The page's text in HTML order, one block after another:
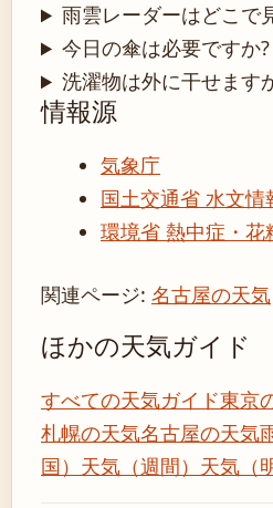
雨雲レーダーはどこで
今日の傘は必要ですか?
洗濯物は外に干せます
情報源
気象庁
国土交通省 水文情
環境省 熱中症・花
関連ページ: 名古屋の天気
ほかの天気ガイド
すべての天気ガイド東京
札幌の天気名古屋の天気
国） 天気（週間） 天気（